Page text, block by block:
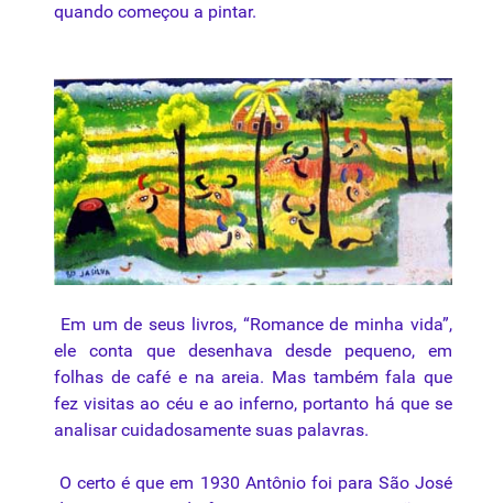
quando começou a pintar.
Em um de seus livros, “Romance de minha vida”,
ele conta que desenhava desde pequeno, em
folhas de café e na areia. Mas também fala que
fez visitas ao céu e ao inferno, portanto há que se
analisar cuidadosamente suas palavras.
O certo é que em 1930 Antônio foi para São José